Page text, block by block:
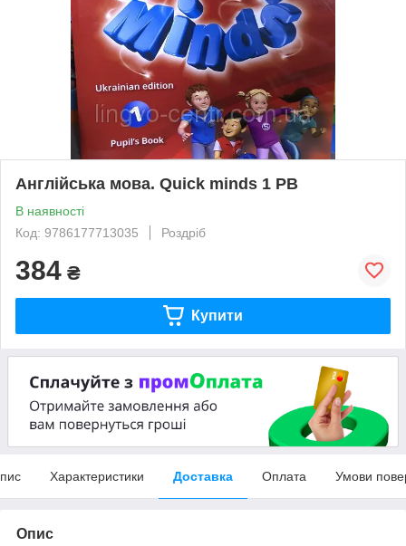
Англійська мова. Quick minds 1 PB
В наявності
Код: 9786177713035
Роздріб
384 ₴
Купити
Характеристики Доставка Оплата Умови
Опис